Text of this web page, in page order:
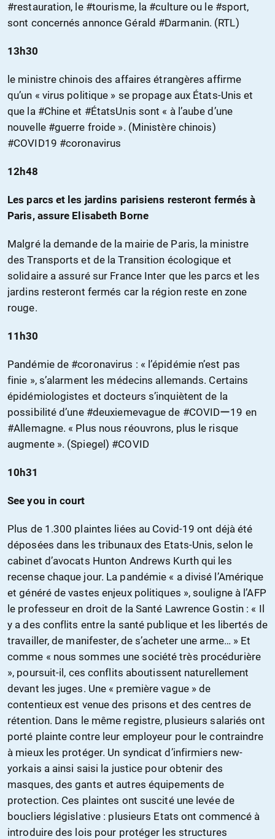
#restauration, le #tourisme, la #culture ou le #sport,
sont concernés annonce Gérald #Darmanin. (RTL)
13h30
le ministre chinois des affaires étrangères affirme
qu’un « virus politique » se propage aux États-Unis et
que la #Chine et #ÉtatsUnis sont « à l’aube d’une
nouvelle #guerre froide ». (Ministère chinois)
#COVID19 #coronavirus
12h48
Les parcs et les jardins parisiens resteront fermés à
Paris, assure Elisabeth Borne
Malgré la demande de la mairie de Paris, la ministre
des Transports et de la Transition écologique et
solidaire a assuré sur France Inter que les parcs et les
jardins resteront fermés car la région reste en zone
rouge.
11h30
Pandémie de #coronavirus : « l’épidémie n’est pas
finie », s’alarment les médecins allemands. Certains
épidémiologistes et docteurs s’inquiètent de la
possibilité d’une #deuxiemevague de #COVIDー19 en
#Allemagne. « Plus nous réouvrons, plus le risque
augmente ». (Spiegel) #COVID
10h31
See you in court
Plus de 1.300 plaintes liées au Covid-19 ont déjà été
déposées dans les tribunaux des Etats-Unis, selon le
cabinet d’avocats Hunton Andrews Kurth qui les
recense chaque jour. La pandémie « a divisé l’Amérique
et généré de vastes enjeux politiques », souligne à l’AFP
le professeur en droit de la Santé Lawrence Gostin : « Il
y a des conflits entre la santé publique et les libertés de
travailler, de manifester, de s’acheter une arme… » Et
comme « nous sommes une société très procédurière
», poursuit-il, ces conflits aboutissent naturellement
devant les juges. Une « première vague » de
contentieux est venue des prisons et des centres de
rétention. Dans le même registre, plusieurs salariés ont
porté plainte contre leur employeur pour le contraindre
à mieux les protéger. Un syndicat d’infirmiers new-
yorkais a ainsi saisi la justice pour obtenir des
masques, des gants et autres équipements de
protection. Ces plaintes ont suscité une levée de
boucliers législative : plusieurs Etats ont commencé à
introduire des lois pour protéger les structures